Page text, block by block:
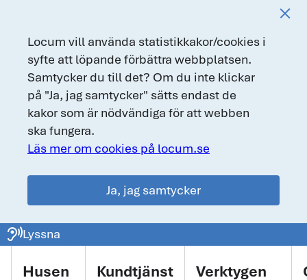
Locum vill använda statistikkakor/cookies i
syfte att löpande förbättra webbplatsen.
Samtycker du till det? Om du inte klickar
på "Ja, jag samtycker" sätts endast de
kakor som är nödvändiga för att webben
ska fungera.
Läs mer om cookies på locum.se
Ja, jag samtycker
locum.se
ear_soundLyssna
Husen Kundtjänst Verktygen